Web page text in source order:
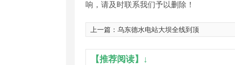
响，请及时联系我们予以删除！
上一篇： 乌东德水电站大坝全线到顶
【推荐阅读】↓